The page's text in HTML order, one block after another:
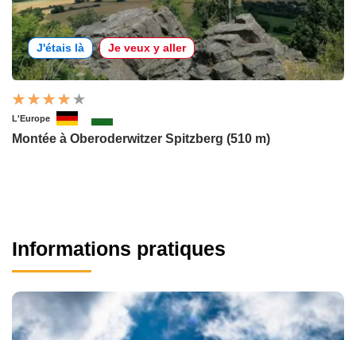
J'étais là Je veux y aller
L'Europe
Montée à Oberoderwitzer Spitzberg (510 m)
Informations pratiques